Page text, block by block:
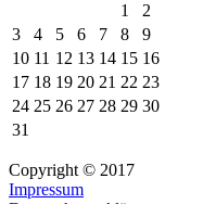
1
2
3
4 5 6 7 8
9
10 11 12 13 14 15 16
17 18 19 20 21 22 23
24 25 26 27 28 29 30
31
Copyright © 2017
Impressum